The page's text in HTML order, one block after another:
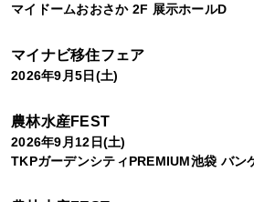
マイドームおおさか 2F 展示ホールD
マイナビ移住フェア
2026年9月5日(土)
農林水産FEST
2026年9月12日(土)
TKPガーデンシティPREMIUM池袋 バン